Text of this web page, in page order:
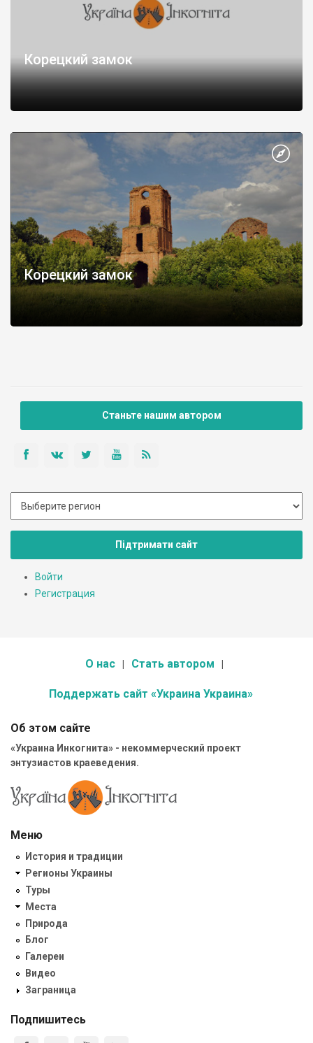
Корецкий замок
Корецкий замок
Станьте нашим автором
Підтримати сайт
Войти
Регистрация
О нас Стать автором
Поддержать сайт «Украина Украина»
Об этом сайте
«Украина Инкогнита» - некоммерческий проект
энтузиастов краеведения.
Меню
История и традиции
Регионы Украины
Туры
Места
Природа
Блог
Галереи
Видео
Заграница
Подпишитесь